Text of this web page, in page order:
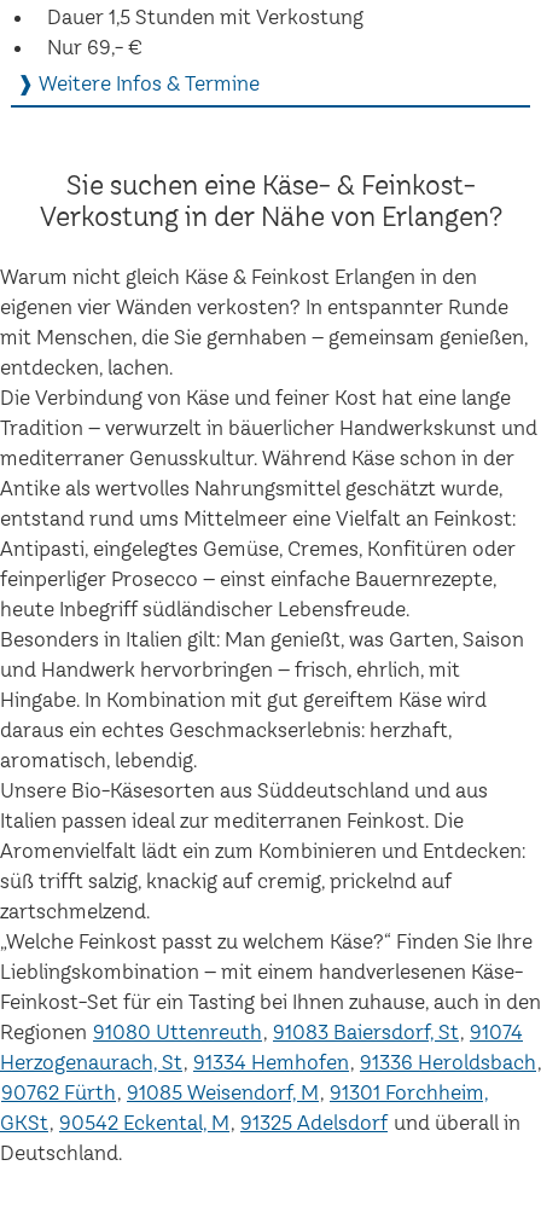
Dauer 1,5 Stunden mit Verkostung
Nur 69,- €
❱ Weitere Infos & Termine
Sie suchen eine Käse- & Feinkost-
Verkostung in der Nähe von Erlangen?
Warum nicht gleich Käse & Feinkost Erlangen in den
eigenen vier Wänden verkosten? In entspannter Runde
mit Menschen, die Sie gernhaben – gemeinsam genießen,
entdecken, lachen.
Die Verbindung von Käse und feiner Kost hat eine lange
Tradition – verwurzelt in bäuerlicher Handwerkskunst und
mediterraner Genusskultur. Während Käse schon in der
Antike als wertvolles Nahrungsmittel geschätzt wurde,
entstand rund ums Mittelmeer eine Vielfalt an Feinkost:
Antipasti, eingelegtes Gemüse, Cremes, Konfitüren oder
feinperliger Prosecco – einst einfache Bauernrezepte,
heute Inbegriff südländischer Lebensfreude.
Besonders in Italien gilt: Man genießt, was Garten, Saison
und Handwerk hervorbringen – frisch, ehrlich, mit
Hingabe. In Kombination mit gut gereiftem Käse wird
daraus ein echtes Geschmackserlebnis: herzhaft,
aromatisch, lebendig.
Unsere Bio-Käsesorten aus Süddeutschland und aus
Italien passen ideal zur mediterranen Feinkost. Die
Aromenvielfalt lädt ein zum Kombinieren und Entdecken:
süß trifft salzig, knackig auf cremig, prickelnd auf
zartschmelzend.
„Welche Feinkost passt zu welchem Käse?“ Finden Sie Ihre
Lieblingskombination – mit einem handverlesenen Käse-
Feinkost-Set für ein Tasting bei Ihnen zuhause, auch in den
Regionen 91080 Uttenreuth 91083 Baiersdorf, St 91074
Herzogenaurach, St 91334 Hemhofen 91336 Heroldsbach
90762 Fürth 91085 Weisendorf, M 91301 Forchheim,
GKSt 90542 Eckental, M 91325 Adelsdorf und überall in
Deutschland.